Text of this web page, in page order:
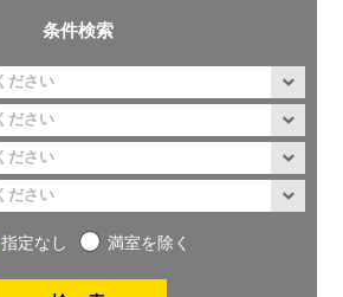
条件検索
指定なし 満室を除く